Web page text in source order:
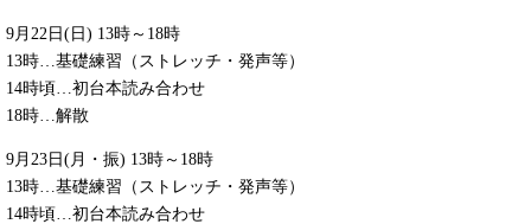
9月22日(日) 13時～18時
13時…基礎練習（ストレッチ・発声等）
14時頃…初台本読み合わせ
18時…解散
9月23日(月・振) 13時～18時
13時…基礎練習（ストレッチ・発声等）
14時頃…初台本読み合わせ